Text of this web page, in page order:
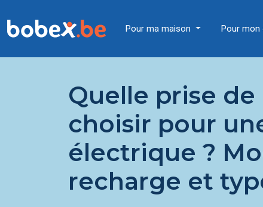
Pour ma maison Pour mon
Quelle prise
choisir pour
électrique ?
recharge et